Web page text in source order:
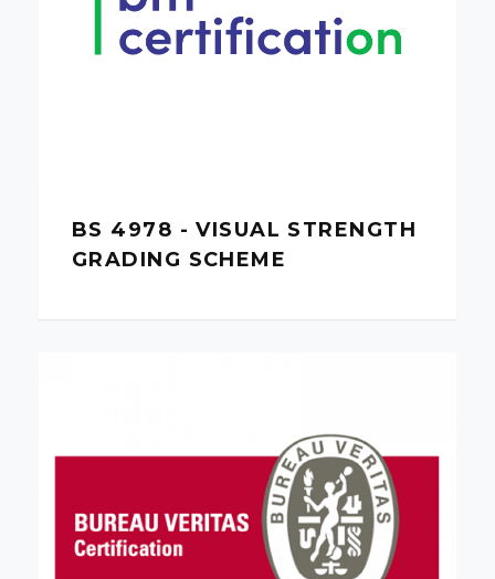
BS 4978 - VISUAL STRENGTH
GRADING SCHEME